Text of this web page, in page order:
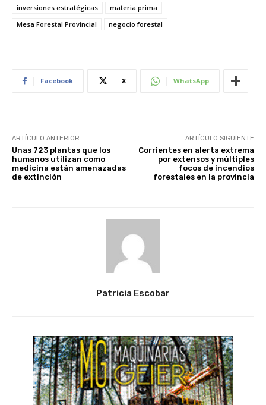
inversiones estratégicas
materia prima
Mesa Forestal Provincial
negocio forestal
Facebook X WhatsApp
ARTÍCULO ANTERIOR
Unas 723 plantas que los
humanos utilizan como
medicina están amenazadas
de extinción
ARTÍCULO SIGUIENTE
Corrientes en alerta extrema
por extensos y múltiples
focos de incendios
forestales en la provincia
Patricia Escobar